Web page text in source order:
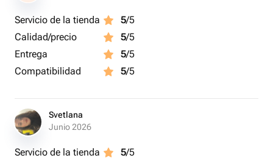
Servicio de la tienda 5/5
Calidad/precio
5/5
Entrega
5/5
Compatibilidad
5/5
Svetlana
Junio 2026
Servicio de la tienda 5/5